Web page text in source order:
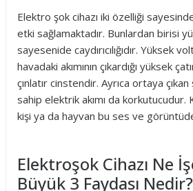
Elektro şok cihazı iki özelliği
etki sağlamaktadır. Bunlardan birisi
sayesenide caydırıcılığıdır. Yüksek
havadaki akımının çıkardığı yüksek
çınlatır cinstendir. Ayrıca ortaya
sahip elektrik akımı da korkutucudur.
kişi ya da hayvan bu ses ve
Elektroşok Cihazı Ne
Büyük 3 Faydası Nedir?